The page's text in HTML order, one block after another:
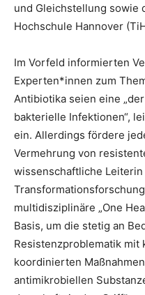
und Gleichstellung sowie
Hochschule Hannover
Im Vorfeld informierten
Experten*innen zum
Antibiotika seien eine
bakterielle Infektionen“,
ein. Allerdings fördere
Vermehrung von
wissenschaftliche
multidisziplinäre „One
Basis, um die stetig an
Resistenzproblematik mit
koordinierten
antimikrobiellen